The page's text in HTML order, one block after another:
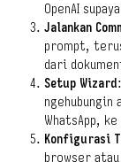
OpenAI
Jalankan
prompt,
dari
Setup Wizard
ngehubungin
WhatsApp,
Konfigurasi
browser